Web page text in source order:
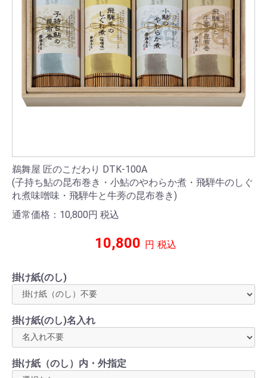
鵜舞屋 匠のこだわり DTK-100A
(子持ち鮎の昆布巻き・小鮎のやわらか煮・飛騨牛のしぐ
れ煮味噌味・飛騨牛と牛蒡の昆布巻き)
通常価格：10,800円 税込
10,800 円 税込
掛け紙(のし)
掛け紙(のし)名入れ
掛け紙（のし）内・外指定